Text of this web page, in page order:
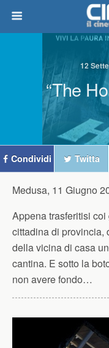
12
“The
Condividi Twitta
Medusa, 11 Giugno
Appena trasferitisi
cittadina di provincia,
della vicina di casa
cantina. E sotto la
non avere fondo…